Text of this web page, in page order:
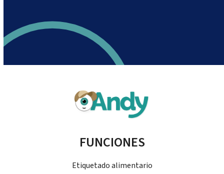
FUNCIONES
Etiquetado alimentario